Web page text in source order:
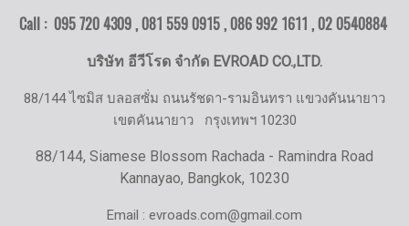
Call : 095 720 4309 , 081 559 0915 , 086 992 1611 ,02 0540884
บริษัท อีวีโรด จำกัด EVROAD CO.,LTD.
88/144 ไซมิส บลอสซั่ม ถนนรัชดา-รามอินทรา แขวงคันนายาว
เขตคันนายาว กรุงเทพฯ 10230
88/144, Siamese Blossom Rachada - Ramindra Road
Kannayao, Bangkok, 10230
Email : evroads.com@gmail.com